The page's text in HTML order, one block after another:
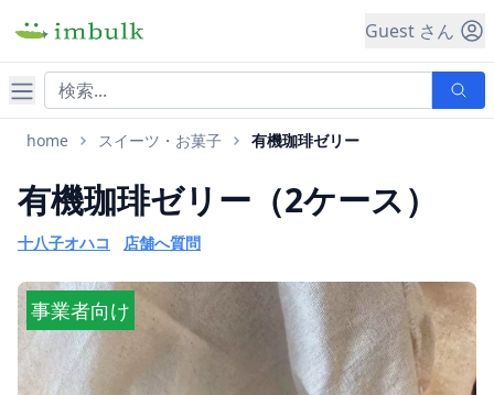
Guest さん
ナビゲーション
home スイーツ・お菓子 有機珈琲ゼリー
有機珈琲ゼリー（2ケース）
十八子オハコ 店舗へ質問
事業者向け